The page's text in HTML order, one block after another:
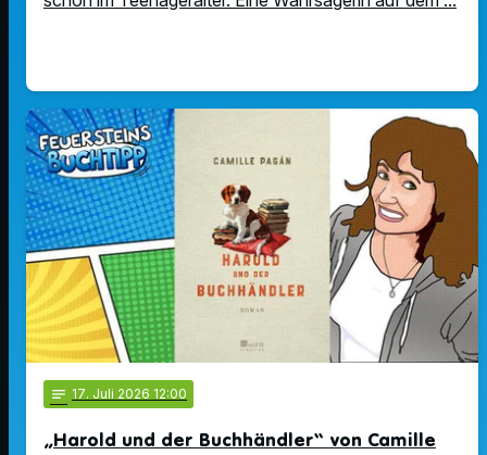
notes 17. Juli 2026 12:00
„Harold und der Buchhändler“ von Camille